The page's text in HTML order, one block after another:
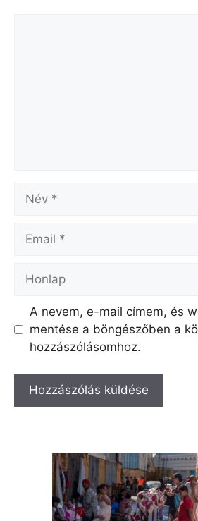
A nevem, e-mail címem, és
mentése a böngészőben a
hozzászólásomhoz.